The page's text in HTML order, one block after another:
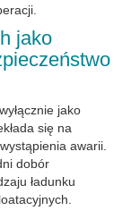
jako
jako
się na
awarii.
dobór
ładunku